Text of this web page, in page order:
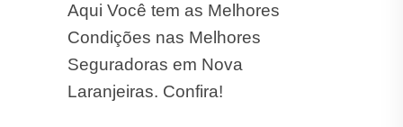
Aqui Você tem as Melhores
Condições nas Melhores
Seguradoras em Nova
Laranjeiras. Confira!